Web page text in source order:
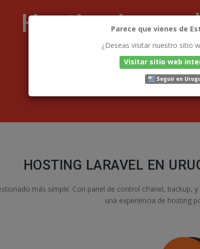
Hosting
HOSTING LARAVEL EN
más simple. Con panel de control cPanel, backup,
una experiencia de hosting
Parece que vienes de
¿Deseas visitar nuestro sitio
Visitar sitio web
Seguir en